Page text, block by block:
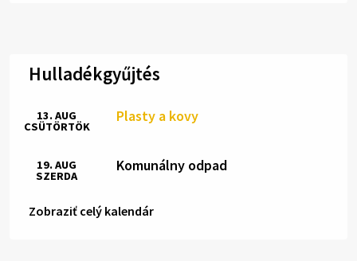
Hulladékgyűjtés
Plasty a kovy
13. AUG
CSÜTÖRTÖK
Komunálny odpad
19. AUG
SZERDA
Zobraziť celý kalendár